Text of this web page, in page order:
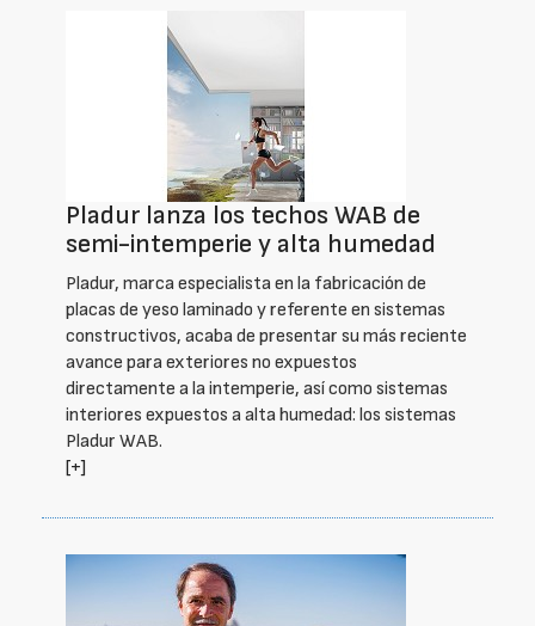
Pladur lanza los techos WAB de
semi-intemperie y alta humedad
Pladur, marca especialista en la fabricación de
placas de yeso laminado y referente en sistemas
constructivos, acaba de presentar su más reciente
avance para exteriores no expuestos
directamente a la intemperie, así como sistemas
interiores expuestos a alta humedad: los sistemas
Pladur WAB.
[+]